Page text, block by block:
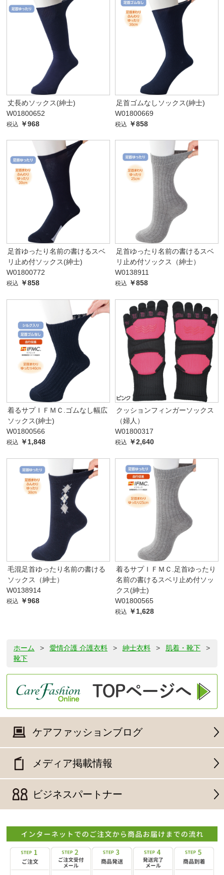
丈長めソックス(紳士)
W01800652
税込 ￥968
足首ゴムなしソックス(紳士)
W01800669
税込 ￥858
足首ゆったり名前の書けるスベ
リ止め付ソックス(紳士)
W01800772
税込 ￥858
足首ゆったり名前の書けるスベ
リ止め付ソックス（紳士）
W0138911
税込 ￥858
着るサプＩＦＭＣ.ゴムなし幅広
ソックス(紳士)
W01800566
税込 ￥1,848
クッションフィンガーソックス
（婦人）
W01800317
税込 ￥2,640
毛混足首ゆったり名前の書ける
ソックス（紳士）
W0138914
税込 ￥968
着るサプＩＦＭＣ.足首ゆったり
名前の書けるスベリ止め付ソッ
クス(紳士)
W01800565
税込 ￥1,628
ホーム > 愛情介護 介護衣料 > 紳士衣料 > 肌着・靴下
>
靴下
ケアファッションブログ
メディア掲載情報
ビジネスパートナー